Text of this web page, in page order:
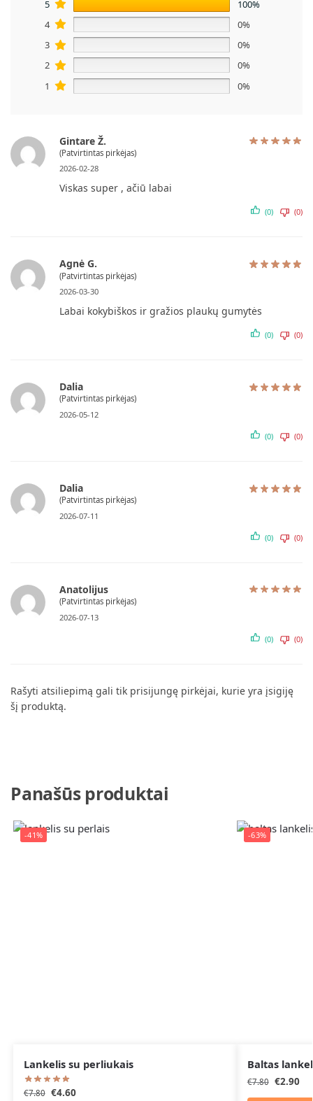
5
100%
4
0%
3
0%
2
0%
1
0%
Gintare Ž.
(Patvirtintas pirkėjas)
2026-02-28
Viskas super , ačiū labai
(0) (0)
Agnė G.
(Patvirtintas pirkėjas)
2026-03-30
Labai kokybiškos ir gražios plaukų gumytės
(0) (0)
Dalia
(Patvirtintas pirkėjas)
2026-05-12
(0) (0)
Dalia
(Patvirtintas pirkėjas)
2026-07-11
(0) (0)
Anatolijus
(Patvirtintas pirkėjas)
2026-07-13
(0) (0)
Rašyti atsiliepimą gali tik prisijungę pirkėjai, kurie yra įsigiję
šį produktą.
Panašūs produktai
-41%
Lankelis su perliukais
€7.80 €4.60
-63%
Baltas
€7.80 €2.90